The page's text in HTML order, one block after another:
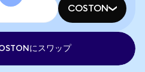
COSTON
にスワップ